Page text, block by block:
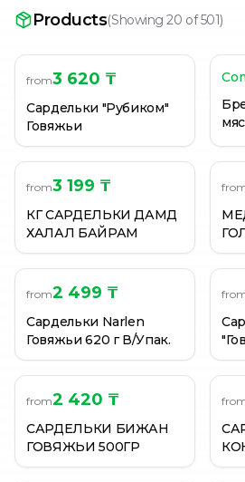
Products(Showing 20 of 501)
from3 620 ₸
Cардельки "Рубиком"
Говяжьи
вес
from3 199 ₸
КГ САРДЕЛЬКИ ДАМД
ХАЛАЛ БАЙРАМ
from2 499 ₸
Сардельки Narlen
Говяжьи 620 г В/Упак.
from2 420 ₸
САРДЕЛЬКИ БИЖАН
ГОВЯЖЬИ 500ГР
Сосиски Bizhan Венские 440 Г